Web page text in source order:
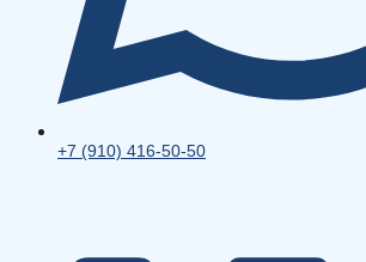
+7 (910) 416-50-50